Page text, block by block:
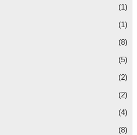
(1)
(1)
(8)
(5)
(2)
(2)
(4)
(8)